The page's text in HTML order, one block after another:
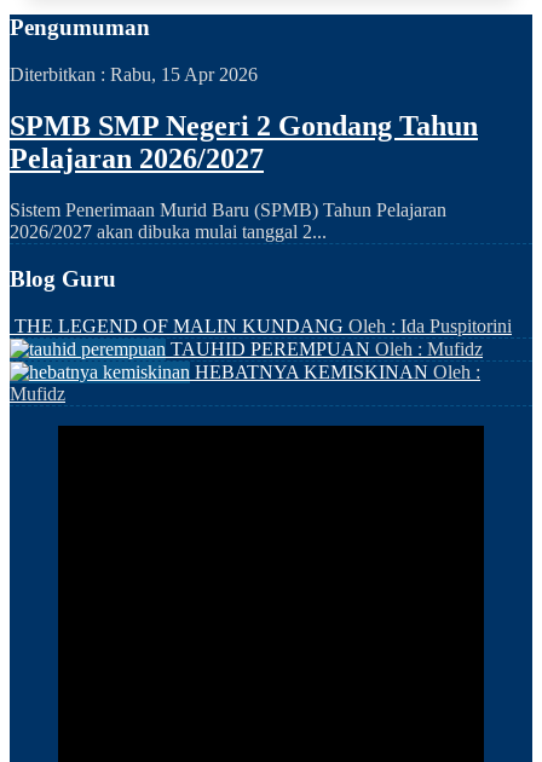
Pengumuman
Diterbitkan : Rabu, 15 Apr 2026
SPMB SMP Negeri 2 Gondang Tahun
Pelajaran 2026/2027
Sistem Penerimaan Murid Baru (SPMB) Tahun Pelajaran
2026/2027 akan dibuka mulai tanggal 2...
Blog Guru
THE LEGEND OF MALIN KUNDANG Oleh : Ida Puspitorini
TAUHID PEREMPUAN Oleh : Mufidz
HEBATNYA KEMISKINAN Oleh :
Mufidz